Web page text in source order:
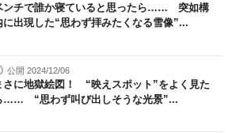
ンチで誰か寝ていると思ったら…… 突如構
に出現した“思わず拝みたくなる雪像”...
公開 2024/12/06
さに地獄絵図！ “映えスポット”をよく見た
…… “思わず叫び出しそうな光景”...